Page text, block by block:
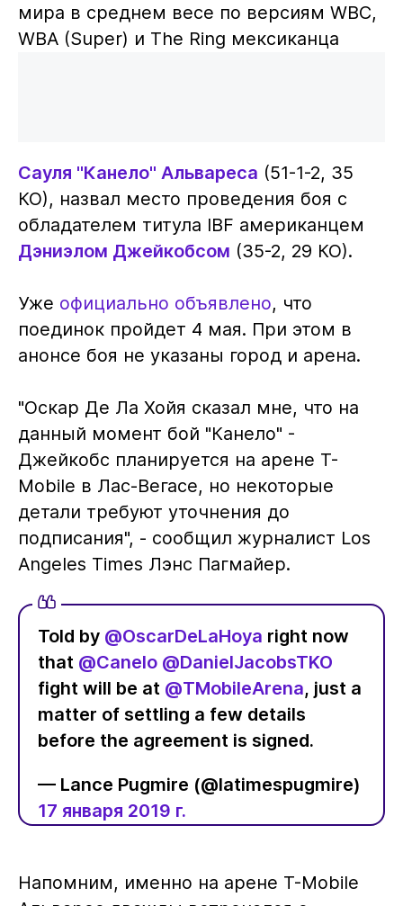
мира в среднем весе по версиям WBC,
WBA (Super) и The Ring мексиканца
Сауля "Канело" Альвареса (51-1-2, 35
КО), назвал место проведения боя с
обладателем титула IBF американцем
Дэниэлом Джейкобсом (35-2, 29 КО).
Уже официально объявлено, что
поединок пройдет 4 мая. При этом в
анонсе боя не указаны город и арена.
"Оскар Де Ла Хойя сказал мне, что на
данный момент бой "Канело" -
Джейкобс планируется на арене T-
Mobile в Лас-Вегасе, но некоторые
детали требуют уточнения до
подписания", - сообщил журналист Los
Angeles Times Лэнс Пагмайер.
Told by @OscarDeLaHoya right now
that @Canelo @DanielJacobsTKO
fight will be at @TMobileArena, just a
matter of settling a few details
before the agreement is signed.
— Lance Pugmire (@latimespugmire)
17 января 2019 г.
Напомним, именно на арене T-Mobile